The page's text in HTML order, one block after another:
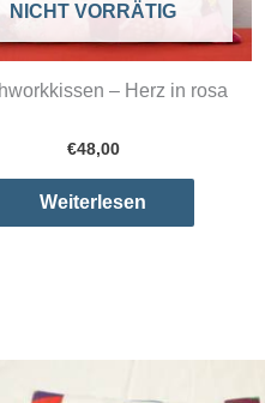
NICHT VORRÄTIG
– Herz in rosa
€48,00
Weiterlesen